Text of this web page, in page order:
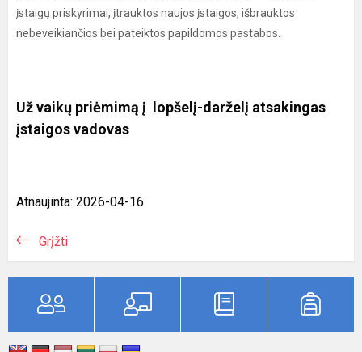
įstaigų priskyrimai, įtrauktos naujos įstaigos, išbrauktos
nebeveikiančios bei pateiktos papildomos pastabos.
Už vaikų priėmimą į lopšelį-darželį atsakingas
įstaigos vadovas
Atnaujinta: 2026-04-16
Grįžti